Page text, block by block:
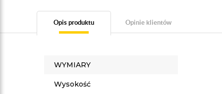
Opis produktu Opinie klientów
WYMIARY
Wysokość